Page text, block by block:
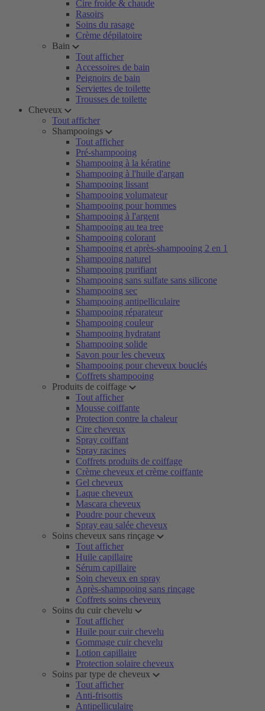
Cire froide & chaude
Rasoirs
Soins du rasage
Crème dépilatoire
Bain
Tout afficher
Accessoires de bain
Peignoirs de bain
Serviettes de toilette
Trousses de toilette
Cheveux
Tout afficher
Shampooings
Tout afficher
Pré-shampooing
Shampooing à la kératine
Shampooing à l'huile d'argan
Shampooing lissant
Shampooing volumateur
Shampooing pour hommes
Shampooing à l'argent
Shampooing au tea tree
Shampooing colorant
Shampooing et après-shampooing 2 en 1
Shampooing naturel
Shampooing purifiant
Shampooing sans sulfate sans silicone
Shampooing sec
Shampooing antipelliculaire
Shampooing réparateur
Shampooing couleur
Shampooing hydratant
Shampooing solide
Savon pour les cheveux
Shampooing pour cheveux bouclés
Coffrets shampooing
Produits de coiffage
Tout afficher
Mousse coiffante
Protection contre la chaleur
Cire cheveux
Spray coiffant
Spray racines
Coffrets produits de coiffage
Crème cheveux et crème coiffante
Gel cheveux
Laque cheveux
Mascara cheveux
Poudre pour cheveux
Spray eau salée cheveux
Soins cheveux sans rinçage
Tout afficher
Huile capillaire
Sérum capillaire
Soin cheveux en spray
Après-shampooing sans rinçage
Coffrets soins cheveux
Soins du cuir chevelu
Tout afficher
Huile pour cuir chevelu
Gommage cuir chevelu
Lotion capillaire
Protection solaire cheveux
Soins par type de cheveux
Tout afficher
Anti-frisottis
Antipelliculaire